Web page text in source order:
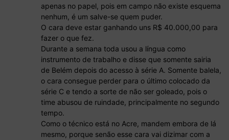
apenas no papel, pois em campo não existe esquema
nenhum, é um salve-se quem puder.
O cara deve estar ganhando uns R$ 40.000,00 para
fazer o que fez.
Durante a semana toda usou a língua como
instrumento de trabalho e disse que somente sairia
de Belém depois do acesso à série A. Somente balela,
o cara consegue perder para o último colocado da
série C e tendo a sorte de não ser goleado, pois o
time abusou de ruindade, principalmente no segundo
tempo.
Como o técnico está no Acre, mandem embora de lá
mesmo, porque senão esse cara vai dizimar com a